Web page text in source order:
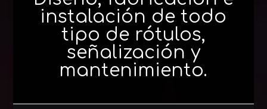
instalación de todo
tipo de rótulos,
señalización y
mantenimiento.